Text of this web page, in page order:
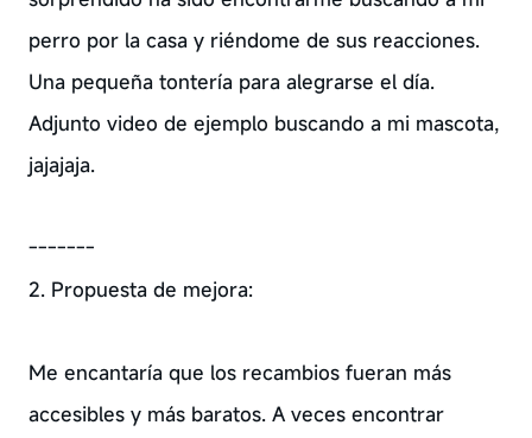
perro por la casa y riéndome de sus reacciones.
Una pequeña tontería para alegrarse el día.
Adjunto video de ejemplo buscando a mi mascota,
jajajaja.
-------
2. Propuesta de mejora:
Me encantaría que los recambios fueran más
accesibles y más baratos. A veces encontrar